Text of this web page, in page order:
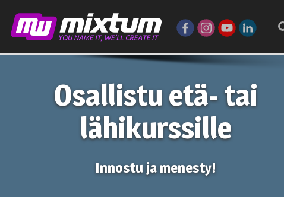
Osallistu etä- tai
lähikurssille
Innostu ja menesty!